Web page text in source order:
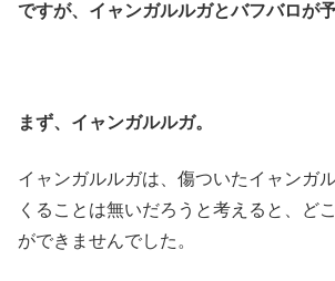
ですが、イャンガルルガとバフバロが
まず、イャンガルルガ。
イャンガルルガは、傷ついたイャンガ
くることは無いだろうと考えると、ど
ができませんでした。